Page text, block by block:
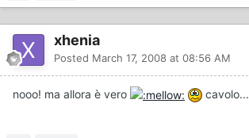
xhenia
Posted March 17, 2008 at 08:56 AM
nooo! ma allora è vero cavolo...